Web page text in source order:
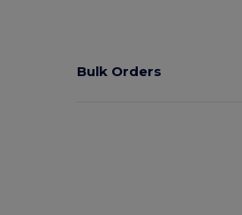
Bulk Orders